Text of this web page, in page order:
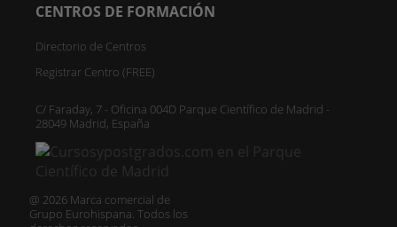
CENTROS DE FORMACIÓN
Directorio de Centros
Registrar Centro (FREE)
C/ Faraday, 7 - Oficina 004D Parque Científico de Madrid -
28049 Madrid, España
@ 2026 Marca comercial de
Grupo Eurohispana. Todos los